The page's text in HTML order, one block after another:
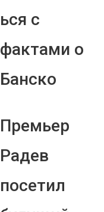
ься с
фактами о
Банско
Премьер
Радев
посетил